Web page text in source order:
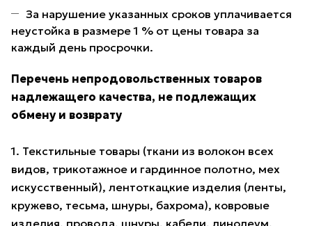
За нарушение указанных сроков уплачивается
неустойка в размере 1 % от цены товара за
каждый день просрочки.
Перечень непродовольственных товаров
надлежащего качества, не подлежащих
обмену и возврату
1. Текстильные товары (ткани из волокон всех
видов, трикотажное и гардинное полотно, мех
искусственный), лентоткацкие изделия (ленты,
кружево, тесьма, шнуры, бахрома), ковровые